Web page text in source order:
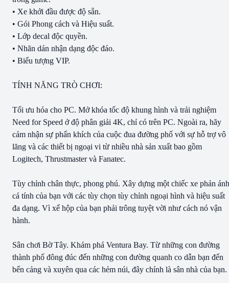
• Xe khởi đầu được độ sẵn.
• Gói Phong cách và Hiệu suất.
• Lớp decal độc quyền.
• Nhãn dán nhận dạng độc đáo.
• Biểu tượng VIP.
TÍNH NĂNG TRÒ CHƠI:
Tối ưu hóa cho PC. Mở khóa tốc độ khung hình và trải nghiệm
Need for Speed ở độ phân giải 4K, chỉ có trên PC. Ngoài ra, hãy
cảm nhận sự phấn khích của cuộc đua đường phố với sự hỗ trợ vô
lăng và các thiết bị ngoại vi từ nhiều nhà sản xuất bao gồm
Logitech, Thrustmaster và Fanatec.
Tùy chỉnh chân thực, phong phú. Xây dựng một chiếc xe phản ánh
cá tính của bạn với các tùy chọn tùy chỉnh ngoại hình và hiệu suất
đa dạng. Vì xế hộp của bạn phải trông tuyệt vời như cách nó vận
hành.
Sân chơi Bờ Tây. Khám phá Ventura Bay. Từ những con đường
thành phố đông đúc đến những con đường quanh co dẫn bạn đến
bến cảng và xuyên qua các hẻm núi, đây chính là sân nhà của bạn.